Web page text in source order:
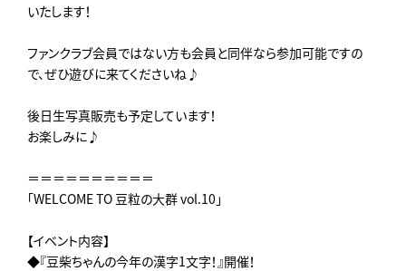
いたします！
ファンクラブ会員ではない方も会員と同伴なら参加可能ですの
で、ぜひ遊びに来てくださいね♪
後日生写真販売も予定しています！
お楽しみに♪
＝＝＝＝＝＝＝＝＝＝
「WELCOME TO 豆粒の大群 vol.10」
【イベント内容】
◆『豆柴ちゃんの今年の漢字1文字！』開催！